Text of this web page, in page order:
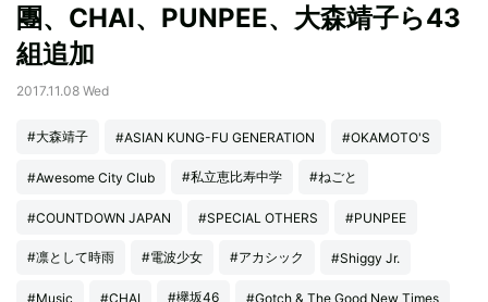
團、CHAI、PUNPEE、大森靖子ら43
組追加
2017.11.08 Wed
#大森靖子 #ASIAN KUNG-FU GENERATION #OKAMOTO'S
#Awesome City Club #私立恵比寿中学 #ねごと
#COUNTDOWN JAPAN #SPECIAL OTHERS #PUNPEE
#凛として時雨 #電波少女 #アカシック #Shiggy Jr.
#Music #CHAI #欅坂46 #Gotch & The Good New Times